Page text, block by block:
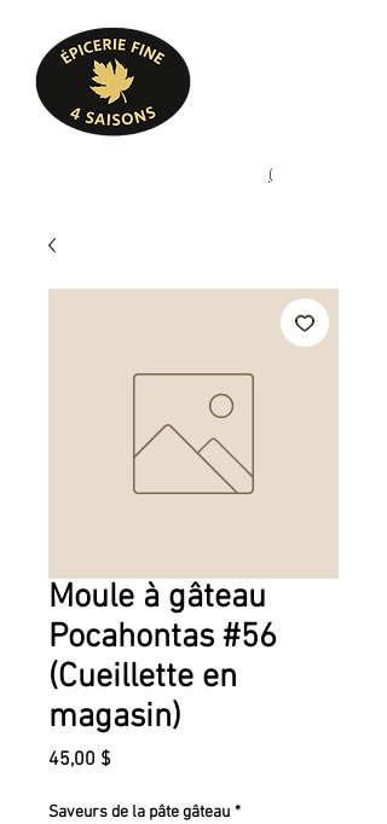
(
Moule à gâteau
Pocahontas #56
(Cueillette en
magasin)
45,00 $Prix
Saveurs de la pâte gâteau *